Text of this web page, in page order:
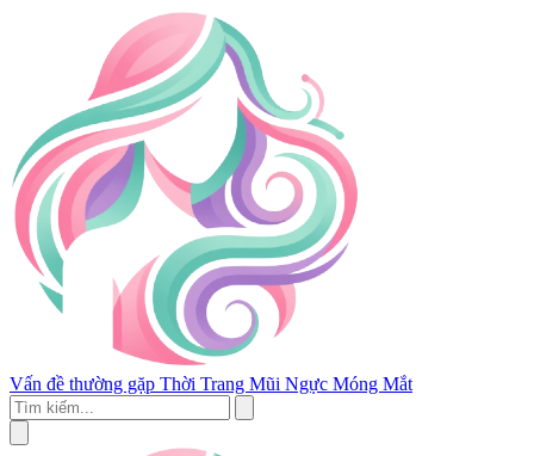
Vấn đề thường gặp Thời Trang Mũi Ngực Móng Mắt